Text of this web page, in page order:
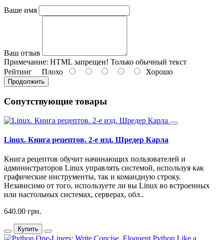
Ваше имя
Ваш отзыв
Примечание: HTML запрещен! Только обычный текст
Рейтинг Плохо Хорошо
Продолжить
Сопутствующие товары
Linux. Книга рецептов. 2-е изд. Шредер Карла
Книга рецептов обучит начинающих пользователей и
администраторов Linux управлять системой, используя как
графические инструменты, так и командную строку.
Независимо от того, используете ли вы Linux во встроенных
или настольных системах, серверах, обл..
640.00 грн.
Купить